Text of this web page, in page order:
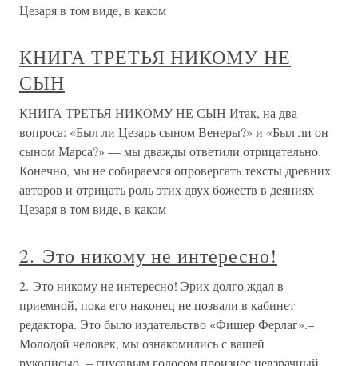
Цезаря в том виде, в каком
КНИГА ТРЕТЬЯ НИКОМУ НЕ
СЫН
КНИГА ТРЕТЬЯ НИКОМУ НЕ СЫН Итак, на два
вопроса: «Был ли Цезарь сыном Венеры?» и «Был ли он
сыном Марса?» — мы дважды ответили отрицательно.
Конечно, мы не собираемся опровергать тексты древних
авторов и отрицать роль этих двух божеств в деяниях
Цезаря в том виде, в каком
2. Это никому не интересно!
2. Это никому не интересно! Эрих долго ждал в
приемной, пока его наконец не позвали в кабинет
редактора. Это было издательство «Фишер Ферлаг».–
Молодой человек, мы ознакомились с вашей
рукописью, – гнусавым голосом произнес невзрачный